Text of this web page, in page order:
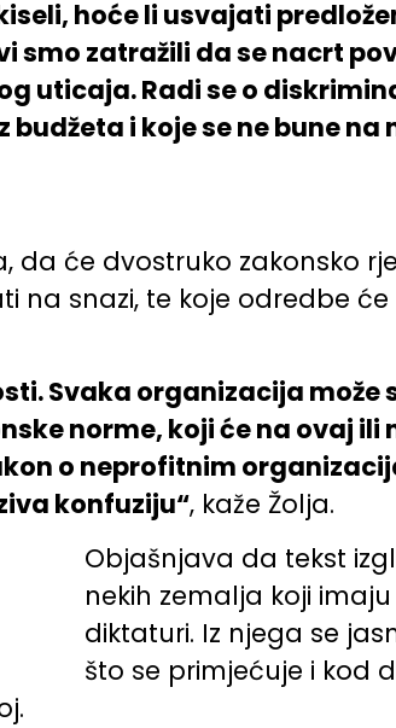
hoće li usvajati
smo zatražili da se nacrt
uticaja. Radi se o
i koje se ne bune
da će dvostruko zakonsko
na snazi, te koje odredbe
Svaka organizacija može
norme, koji će na ovaj ili
o neprofitnim
konfuziju“, kaže Žolja.
Objašnjava da tekst
nekih zemalja koji
diktaturi. Iz njega se
što se primjećuje i kod